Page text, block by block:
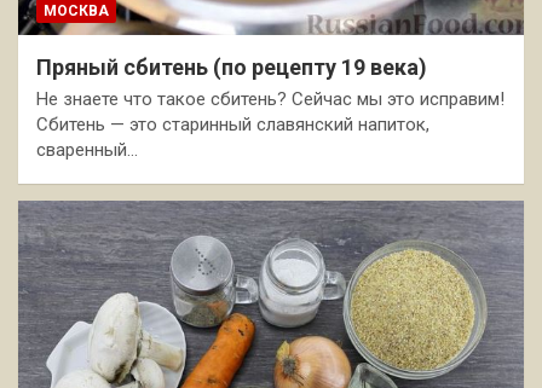
МОСКВА
Пряный сбитень (по рецепту 19 века)
Не знаете что такое сбитень? Сейчас мы это исправим!
Сбитень — это старинный славянский напиток,
сваренный…